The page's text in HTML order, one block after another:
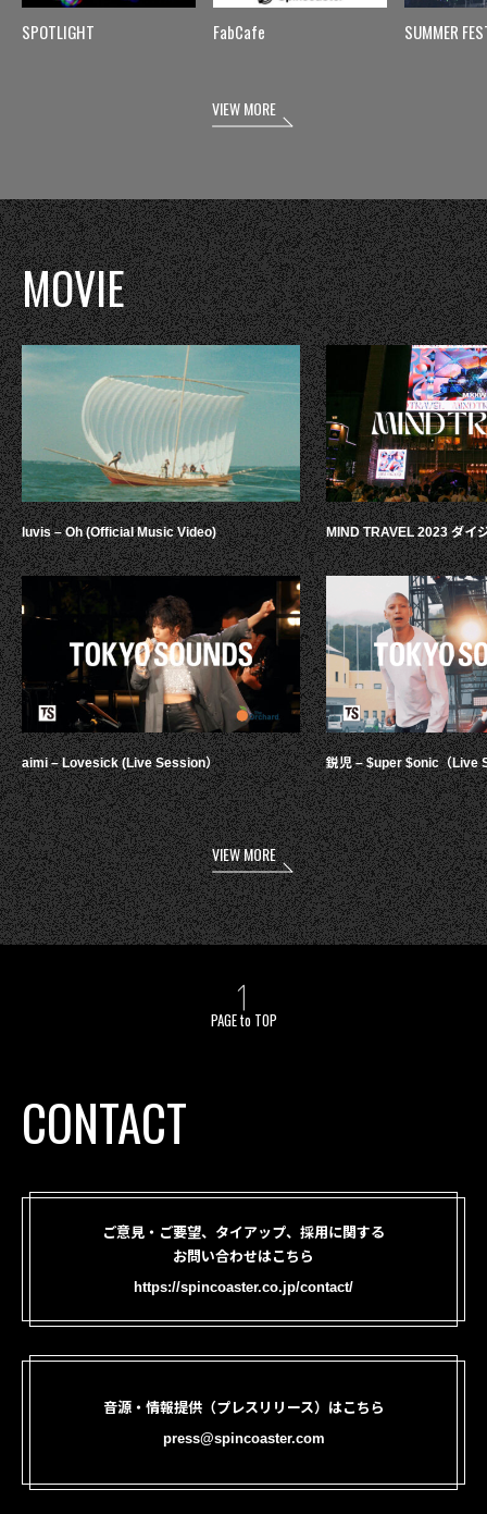
SPOTLIGHT FabCafe SUMMER
VIEW MORE
MOVIE
luvis – Oh (Official Music Video)
aimi – Lovesick (Live Session）
MIND TRAVEL 2023 ダイ
鋭児 – $uper $onic（Live
VIEW MORE
PAGE to TOP
CONTACT
ご意見・ご要望、タイアップ、採用に関する
お問い合わせはこちら
https://spincoaster.co.jp/contact/
音源・情報提供（プレスリリース）はこちら
press@spincoaster.com